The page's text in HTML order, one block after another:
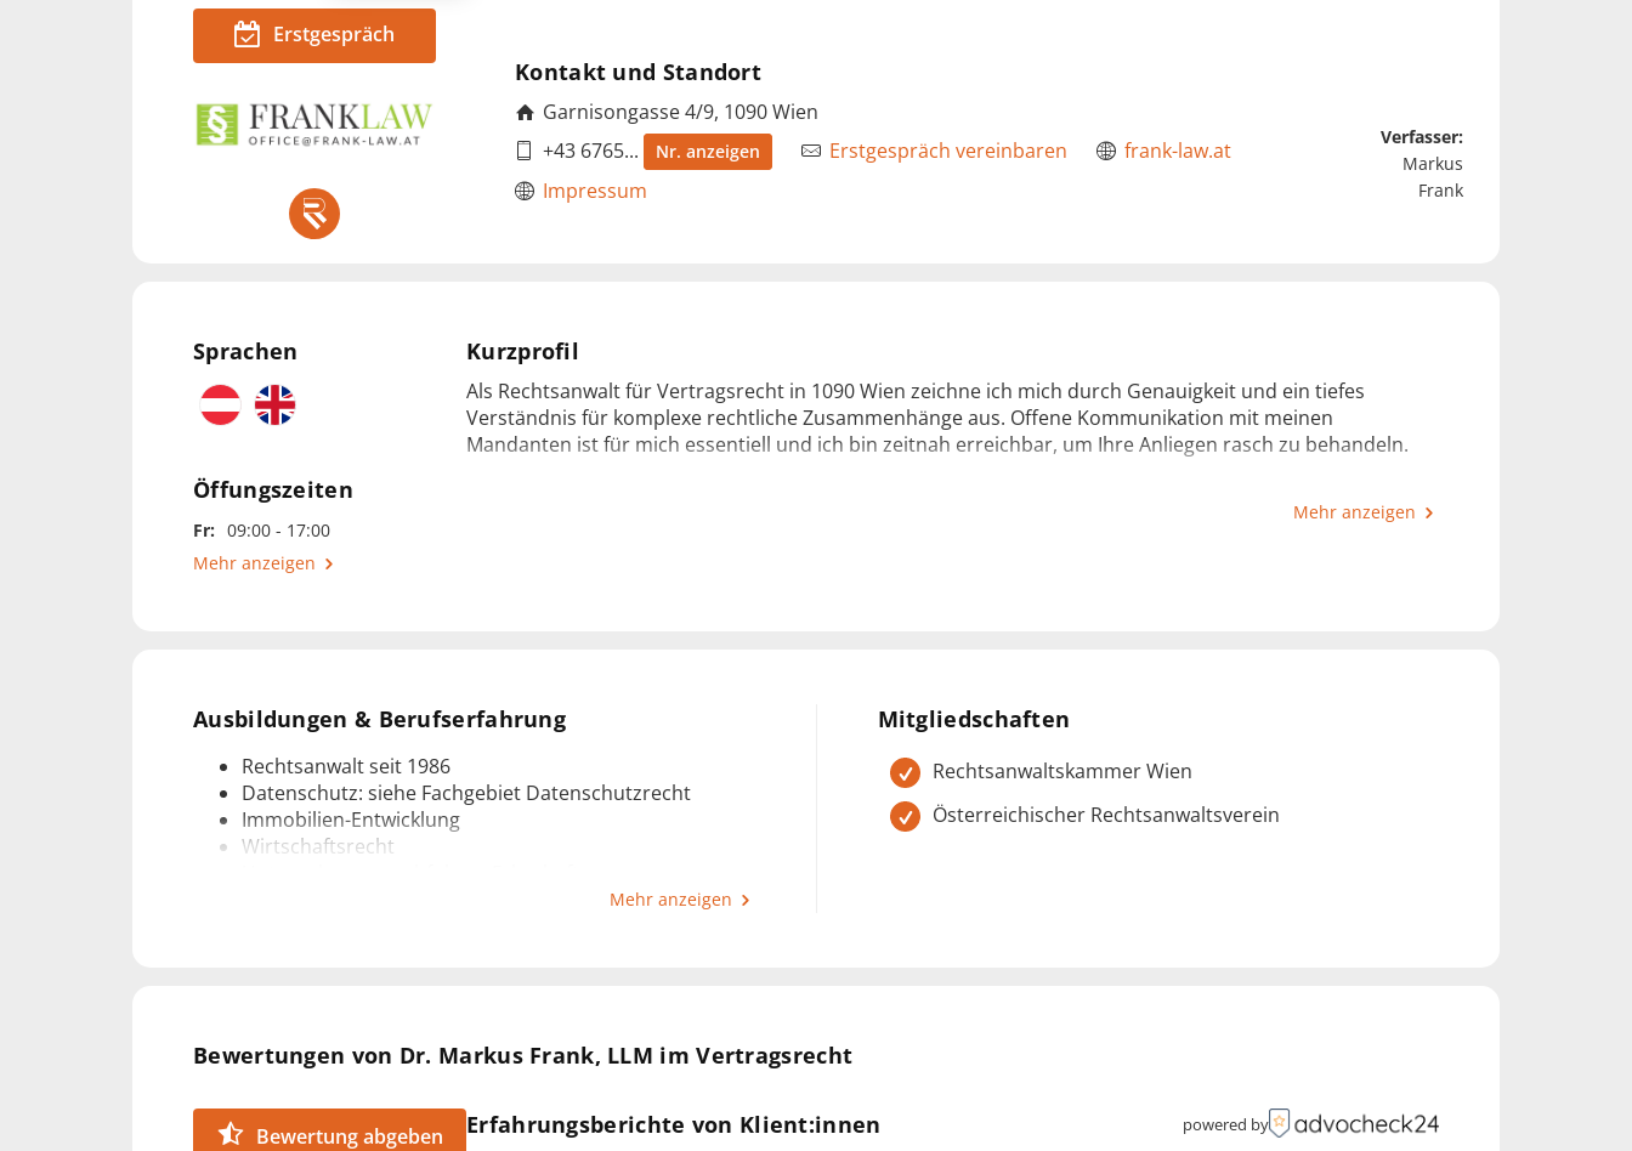
Erstgespräch
Kontakt und Standort
Garnisongasse 4/9, 1090 Wien
+43 6765...
Nr. anzeigen Erstgespräch vereinbaren
frank-law.at
Impressum
Verfasser:
Markus
Frank
Sprachen
Öffungszeiten
Fr: 09:00 - 17:00
Mehr anzeigen
Kurzprofil
Als Rechtsanwalt für Vertragsrecht in 1090 Wien zeichne ich mich durch Genauigkeit und ein tiefes
Verständnis für komplexe rechtliche Zusammenhänge aus. Offene Kommunikation mit meinen
Mandanten ist für mich essentiell und ich bin zeitnah erreichbar, um Ihre Anliegen rasch zu behandeln.
Mit jahrelanger Erfahrung im Vertragsrecht stehe ich Ihnen zur Seite, um Ihre Interessen zu schützen und
Mehr anzeigen
Ausbildungen & Berufserfahrung
Rechtsanwalt seit 1986
Datenschutz: siehe Fachgebiet Datenschutzrecht
Immobilien-Entwicklung
Wirtschaftsrecht
Akkreditierter IS-Auditor (ISO 27001:2013), 2021
LLM, University of San Diego 1984
Mehr anzeigen
Mitgliedschaften
Rechtsanwaltskammer Wien
Österreichischer Rechtsanwaltsverein
Bewertungen von Dr. Markus Frank, LLM im Vertragsrecht
Bewertung abgeben Erfahrungsberichte von Klient:innen powered by